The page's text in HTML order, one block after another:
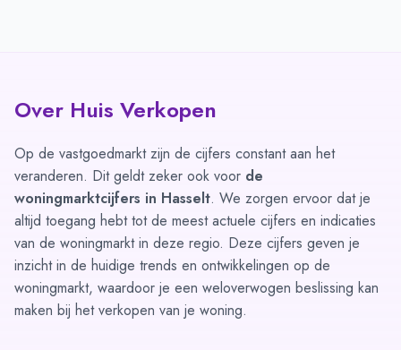
Over Huis Verkopen
Op de vastgoedmarkt zijn de cijfers constant aan het
veranderen. Dit geldt zeker ook voor de
woningmarktcijfers in Hasselt. We zorgen ervoor dat je
altijd toegang hebt tot de meest actuele cijfers en indicaties
van de woningmarkt in deze regio. Deze cijfers geven je
inzicht in de huidige trends en ontwikkelingen op de
woningmarkt, waardoor je een weloverwogen beslissing kan
maken bij het verkopen van je woning.